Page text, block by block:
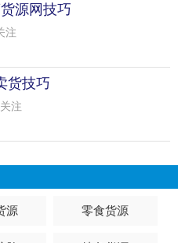
销的方便洗衣产品，深受白
仅能积累更多的社会经验，
70%~85%，产品生命周期
家庭的好帮手，这次干洗一
你有成熟的销售渠道或者敏
畏艰难，立志创业的人；如
营，你一定会从一个辉煌走
源网技巧
注
货技巧
注
源 零食货源